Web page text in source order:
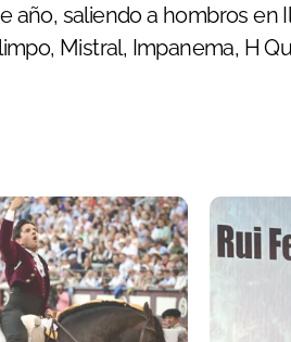
año, saliendo a hombros en
Mistral, Impanema, H